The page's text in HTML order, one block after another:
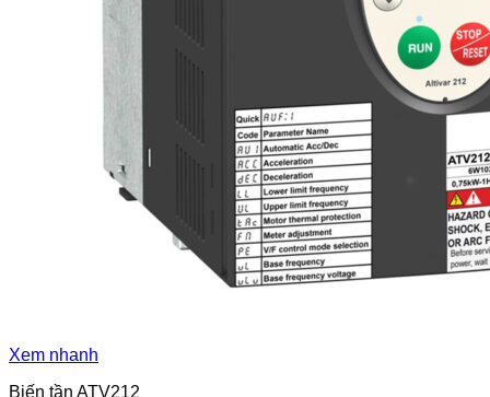
Xem nhanh
Biến tần ATV212